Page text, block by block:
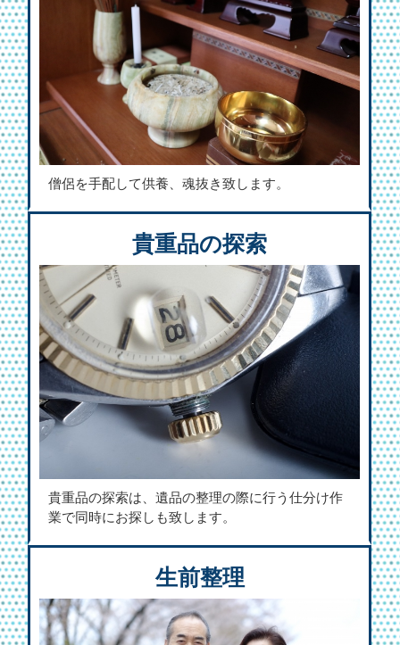
僧侶を手配して供養、魂抜き致します。
貴重品の探索
貴重品の探索は、遺品の整理の際に行う仕分け作
業で同時にお探しも致します。
生前整理